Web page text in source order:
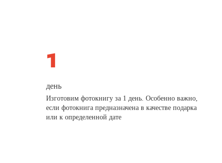
день
Изготовим фотокнигу за 1 день. Особенно важно,
если фотокнига предназначена в качестве подарка
или к определенной дате